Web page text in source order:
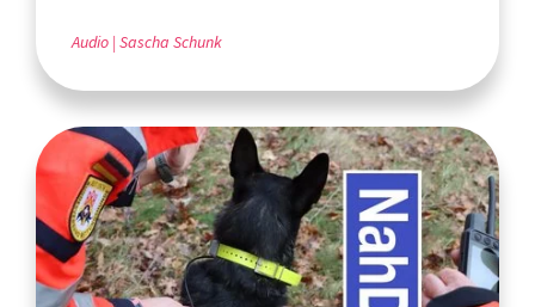
Audio Sascha Schunk